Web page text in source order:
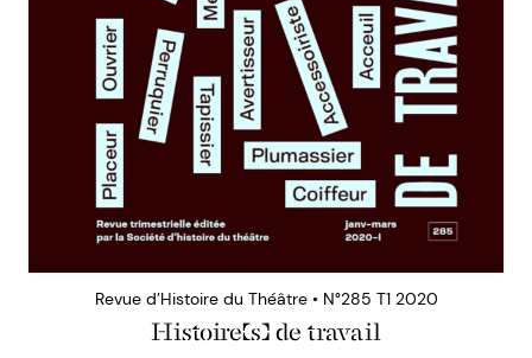
Revue d’Histoire du Théâtre • N°285 T1 2020
Histoire(s) de travail